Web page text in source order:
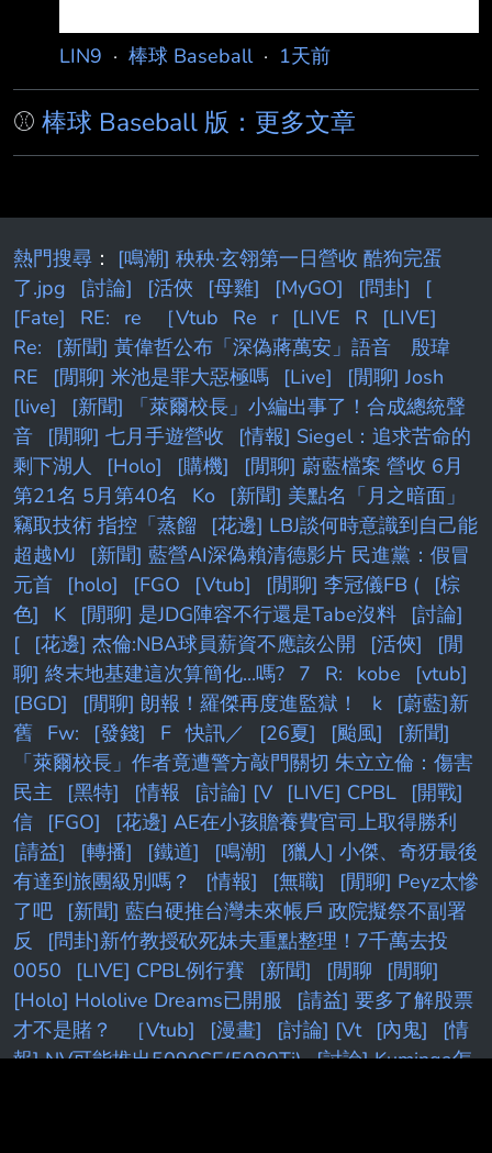
LIN9 · 棒球 Baseball· 1天前
⚾ 棒球 Baseball 版：更多文章
熱門搜尋 ： [鳴潮] 秧秧·玄翎第一日營收 酷狗完蛋
了.jpg
[討論] [活俠 [母雞] [MyGO] [問卦]
[
[Fate]
RE: re ［Vtub Re r [LIVE R
[LIVE]
Re:
[新聞] 黃偉哲公布「深偽蔣萬安」語音 殷瑋
RE
[閒聊] 米池是罪大惡極嗎 [Live]
[閒聊] Josh
[live]
[新聞] 「萊爾校長」小編出事了！合成總統聲
音
[閒聊] 七月手遊營收
[情報] Siegel：追求苦命的
剩下湖人
[Holo] [購機]
[閒聊] 蔚藍檔案 營收 6月
第21名 5月第40名
Ko
[新聞] 美點名「月之暗面」
竊取技術 指控「蒸餾
[花邊] LBJ談何時意識到自己能
超越MJ
[新聞] 藍營AI深偽賴清德影片 民進黨：假冒
元首
[holo] [FGO [Vtub] [閒聊] 李冠儀FB (
[棕
色]
K [閒聊] 是JDG陣容不行還是Tabe沒料
[討論]
[
[花邊] 杰倫:NBA球員薪資不應該公開 [活俠]
[閒
聊] 終末地基建這次算簡化...嗎? 7 R: kobe
[vtub]
[BGD]
[閒聊] 朗報！羅傑再度進監獄！ k
[蔚藍]新
舊 Fw: [發錢] F 快訊／ [26夏] [颱風]
[新聞]
「萊爾校長」作者竟遭警方敲門關切 朱立立倫：傷害
民主
[黑特] [情報 [討論] [V [LIVE] CPBL
[開戰]
信
[FGO]
[花邊] AE在小孩贍養費官司上取得勝利
[請益]
[轉播] [鐵道] [鳴潮]
[獵人] 小傑、奇犽最後
有達到旅團級別嗎？
[情報] [無職]
[閒聊] Peyz太慘
了吧
[新聞] 藍白硬推台灣未來帳戶 政院擬祭不副署
反
[問卦]新竹教授砍死妹夫重點整理！7千萬去投
0050
[LIVE] CPBL例行賽 [新聞] [閒聊
[閒聊]
[Holo] Hololive Dreams已開服
[請益] 要多了解股票
才不是賭？
［Vtub] [漫畫] [討論] [Vt [內鬼]
[情
報] NV可能推出5090SE(5080Ti) [討論] Kuminga怎